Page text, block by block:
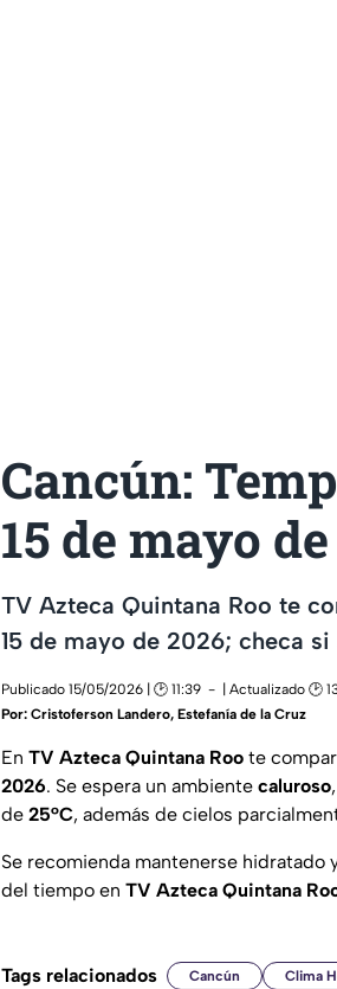
Cancún:
15 de mayo
TV Azteca Quintana Roo te
15 de mayo de 2026; checa
Publicado 15/05/2026 | 🕑 11:39
| Actualizado 🕑
Por: Cristoferson Landero, Estefanía de la Cruz
En TV Azteca Quintana Roo te
2026. Se espera un ambiente caluroso
de 25°C, además de cielos
Se recomienda mantenerse hidratado
del tiempo en TV Azteca Quintana
Tags relacionados Cancún Clima